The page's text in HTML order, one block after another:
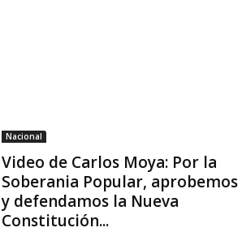
Nacional
Video de Carlos Moya: Por la
Soberania Popular, aprobemos
y defendamos la Nueva
Constitución...